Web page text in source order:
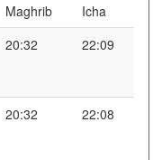
Maghrib
Icha
20:32 22:09
20:32 22:08